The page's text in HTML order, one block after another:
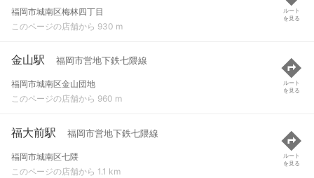
福岡市城南区梅林四丁目
このページの店舗から 930 m
ルート
を見る
金山駅 福岡市営地下鉄七隈線
福岡市城南区金山団地
このページの店舗から 960 m
ルート
を見る
福大前駅 福岡市営地下鉄七隈線
福岡市城南区七隈
このページの店舗から 1.1 km
ルート
を見る